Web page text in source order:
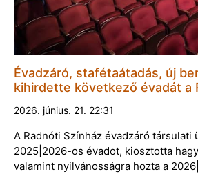
Évadzáró, stafétaátadás, új
kihirdette következő évadát a
2026. június. 21. 22:31
A Radnóti Színház évadzáró
2025|2026-os évadot, kiosztotta
valamint nyilvánosságra hozta a